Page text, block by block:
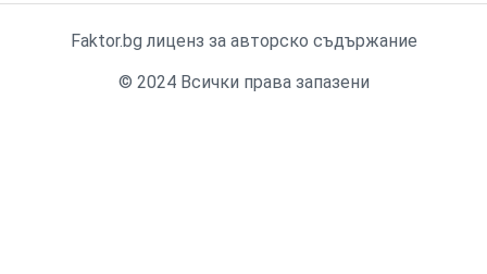
Faktor.bg лиценз за авторско съдържание
© 2024 Всички права запазени